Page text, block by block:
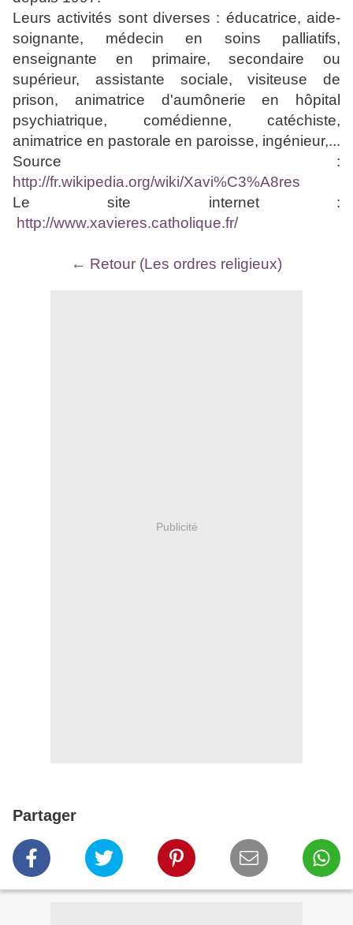
Leurs activités sont diverses : éducatrice, aide-
soignante, médecin en soins palliatifs,
enseignante en primaire, secondaire ou
supérieur, assistante sociale, visiteuse de
prison, animatrice d'aumônerie en hôpital
psychiatrique, comédienne, catéchiste,
animatrice en pastorale en paroisse, ingénieur,...
Source :
http://fr.wikipedia.org/wiki/Xavi%C3%A8res
Le site internet :
http://www.xavieres.catholique.fr/
← Retour (Les ordres religieux)
Publicité
Partager